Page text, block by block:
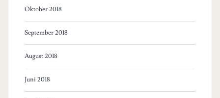
Oktober 2018
September 2018
August 2018
Juni 2018